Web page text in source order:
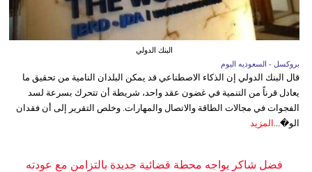
البنك الدولي
بروكسل - السعوديه اليوم
قال البنك الدولي إن الذكاء الاصطناعي قد يمكن البلدان النامية من تحقيق ما
يعادل قرناً من التنمية في غضون عقد واحد، شريطة أن تتحرك بسرعة لسد
الفجوات في مجالات الطاقة والاتصال والمهارات. وخلص التقرير إلى أن فقدان
الو�... المزيد
فضل شاكر يواجه محطة قضائية جديدة بالتزامن مع عودته